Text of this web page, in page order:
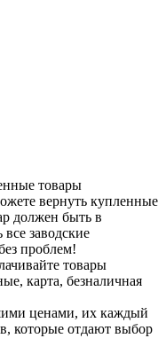
товары
вернуть купленные
должен быть в
заводские
проблем!
товары
карта, безналичная
ценами, их каждый
которые отдают выбор